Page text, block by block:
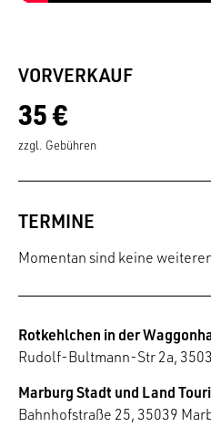
VORVERKAUF
35 €
zzgl. Gebühren
TERMINE
Momentan sind keine
Rotkehlchen in der
Rudolf-Bultmann-Str 2a,
Marburg Stadt und Land
Bahnhofstraße 25, 35039